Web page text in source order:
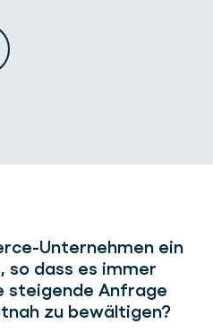
Unternehmen ein
so dass es immer
steigende Anfrage
zu bewältigen?